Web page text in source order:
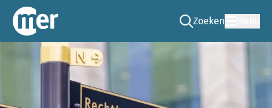
Commissie mer
Zoeken
Ga naar de zoek